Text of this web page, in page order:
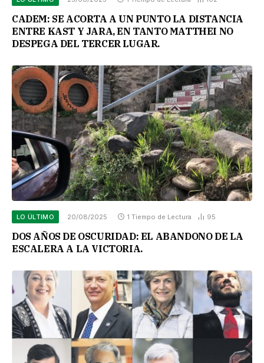
CADEM: SE ACORTA A UN PUNTO LA DISTANCIA
ENTRE KAST Y JARA, EN TANTO MATTHEI NO
DESPEGA DEL TERCER LUGAR.
LO ÚLTIMO 20/08/2025 1 Tiempo de Lectura 95
DOS AÑOS DE OSCURIDAD: EL ABANDONO DE LA
ESCALERA A LA VICTORIA.